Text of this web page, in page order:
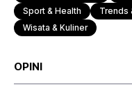
Sport & Health
Trends
Wisata & Kuliner
OPINI